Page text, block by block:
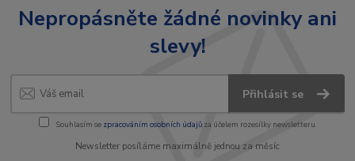
Nepropásněte žádné novinky ani
slevy!
Přihlásit se
Souhlasím se zpracováním osobních údajůza účelem rozesílky newsletteru.
Newsletter posíláme maximálně jednou za měsíc